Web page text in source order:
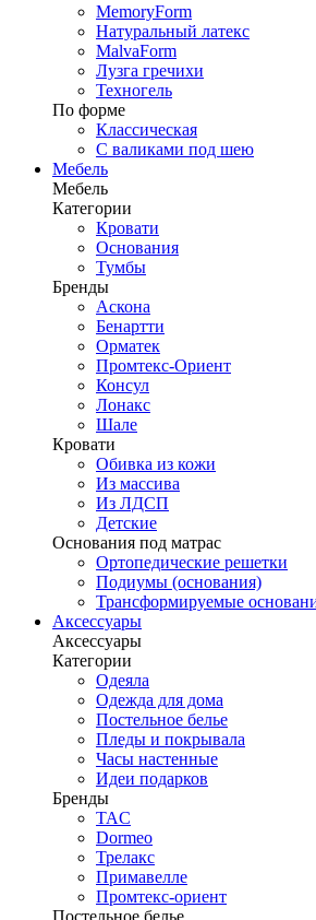
MemoryForm
Натуральный латекс
MalvaForm
Лузга гречихи
Техногель
По форме
Классическая
С валиками под шею
Мебель
Мебель
Категории
Кровати
Основания
Тумбы
Бренды
Аскона
Бенартти
Орматек
Промтекс-Ориент
Консул
Лонакс
Шале
Кровати
Обивка из кожи
Из массива
Из ЛДСП
Детские
Основания под матрас
Ортопедические решетки
Подиумы (основания)
Трансформируемые
Аксессуары
Аксессуары
Категории
Одеяла
Одежда для дома
Постельное белье
Пледы и покрывала
Часы настенные
Идеи подарков
Бренды
TAC
Dormeo
Трелакс
Примавелле
Промтекс-ориент
Постельное белье